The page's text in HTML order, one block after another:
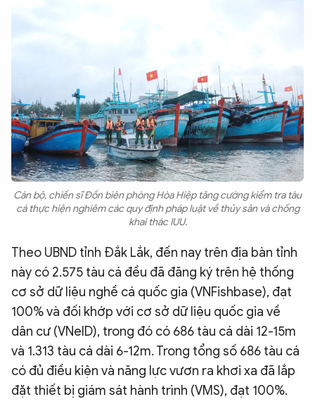
Cán bộ, chiến sĩ Đồn biên phòng Hòa Hiệp tăng cường kiểm tra tàu
cá thực hiện nghiêm các quy định pháp luật về thủy sản và chống
khai thác IUU.
Theo UBND tỉnh Đắk Lắk, đến nay trên địa bàn tỉnh
này có 2.575 tàu cá đều đã đăng ký trên hệ thống
cơ sở dữ liệu nghề cá quốc gia (VNFishbase), đạt
100% và đối khớp với cơ sở dữ liệu quốc gia về
dân cư (VNeID), trong đó có 686 tàu cá dài 12-15m
và 1.313 tàu cá dài 6-12m. Trong tổng số 686 tàu cá
có đủ điều kiện và năng lực vươn ra khơi xa đã lắp
đặt thiết bị giám sát hành trình (VMS), đạt 100%.